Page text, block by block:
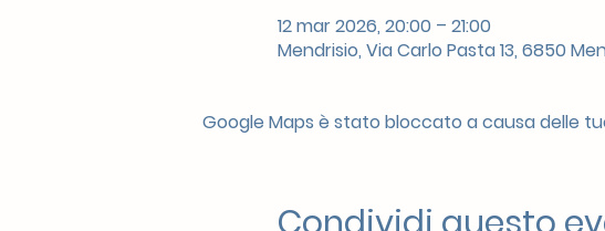
12 mar 2026, 20:00 – 21:00
Mendrisio, Via Carlo Pasta 13, 6850
Google Maps è stato bloccato a causa delle